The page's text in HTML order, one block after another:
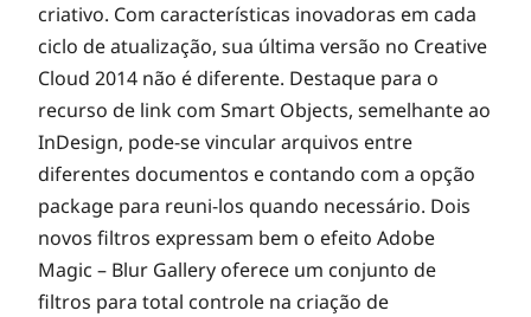
criativo. Com características inovadoras em cada
ciclo de atualização, sua última versão no Creative
Cloud 2014 não é diferente. Destaque para o
recurso de link com Smart Objects, semelhante ao
InDesign, pode-se vincular arquivos entre
diferentes documentos e contando com a opção
package para reuni-los quando necessário. Dois
novos filtros expressam bem o efeito Adobe
Magic – Blur Gallery oferece um conjunto de
filtros para total controle na criação de